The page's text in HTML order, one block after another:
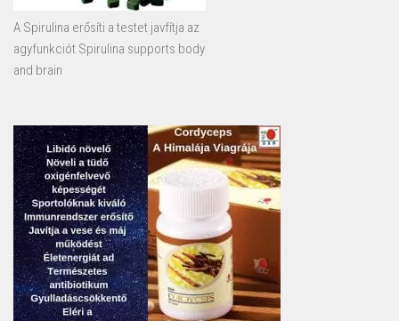
A Spirulina erősíti a testet javfítja az
agyfunkciót Spirulina supports body
and brain